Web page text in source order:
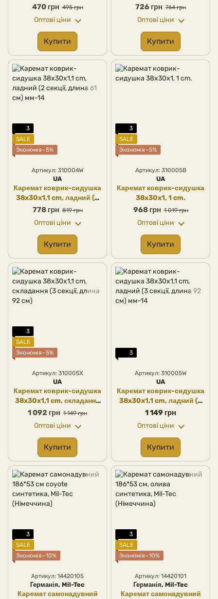
комбінована (UA)
470 грн 495 грн
Оптові ціни
Купити
726 грн 764 грн
Оптові ціни
Купити
3
SALE
Экономія−5%
Артикул: 310004W
UA
Каремат коврик-сидушка
38x30x1,1 cm, ладний (2
секції, длина 61 см) мм-14
778 грн 819 грн
Оптові ціни
Купити
3
SALE
Экономія−5%
Артикул: 310005B
UA
Каремат коврик-сидушка
38x30x1, 1 cm.
968 грн 1 019 грн
Оптові ціни
Купити
3
SALE
Экономія−5%
Артикул: 310005X
UA
Каремат коврик-сидушка
38x30x1,1 cm, складання
(3 секції, длина 92 см)
1 092 грн 1 149 грн
Оптові ціни
Купити
3
Артикул: 310005W
UA
Каремат коврик-сидушка
38x30x1,1 cm, ладний (3
секції, длина 92 см) мм-14
1 149 грн
Оптові ціни
Купити
3
SALE
Экономія−10%
Артикул: 14420105
Германія, Mil-Tec
Каремат самонадувний
3
SALE
Экономія−10%
Артикул: 14420101
Германія, Mil-Tec
Каремат самонадувний